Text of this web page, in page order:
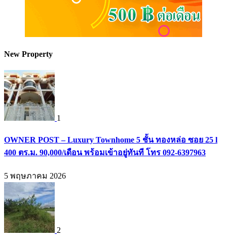
New Property
1
OWNER POST – Luxury Townhome 5 ชั้น ทองหล่อ ซอย 25 l
400 ตร.ม. 90,000/เดือน พร้อมเข้าอยู่ทันที โทร 092-6397963
5 พฤษภาคม 2026
2